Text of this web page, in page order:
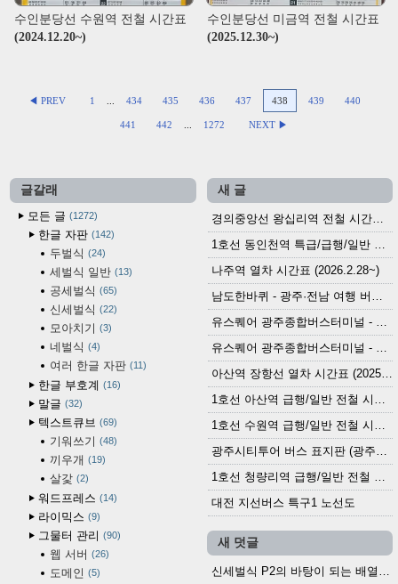
수인분당선 수원역 전철 시간표
(2024.12.20~)
수인분당선 미금역 전철 시간표
(2025.12.30~)
◀ PREV 1 434 435 436 437 438 439 440
441 442 1272 NEXT ▶
글갈래
모든 글
1272
한글 자판 142
두벌식 24
세벌식 일반 13
공세벌식 65
신세벌식 22
모아치기 3
네벌식 4
여러 한글 자판 11
한글 부호계 16
말글 32
텍스트큐브 69
기워쓰기 48
끼우개 19
살갗 2
워드프레스 14
라이믹스 9
그물터 관리 90
웹 서버 26
도메인 5
새 글
경의중앙선 왕십리역 전철 시간표 (2026.4.20~)
1호선 동인천역 특급/급행/일반 전철 시간표 (2026.2.28~)
나주역 열차 시간표 (2026.2.28~)
남도한바퀴 - 광주·전남 여행 버스 노선 (2026.3.1~5.31)
유스퀘어 광주종합버스터미널 - 곡성,순천／화순,보성,율포 방면 시외버스 시간표 (2026.1.31)
유스퀘어 광주종합버스터미널 - 담양, 순창, 남원, 무주, 장수, 거창, 대구 방면 시외버스 시간표 (2026...
아산역 장항선 열차 시간표 (2025.12.30 기준) (무궁화호, ITX-마음, 새마을호, 서해금빛열차)
1호선 아산역 급행/일반 전철 시간표 (2025.12.30~)
1호선 수원역 급행/일반 전철 시간표 (2025.12.30~)
광주시티투어 버스 표지판 (광주역 정류장) (2024?)
1호선 청량리역 급행/일반 전철 시간표 · 노선도 (2025.12.30~)
대전 지선버스 특구1 노선도
새 덧글
신세벌식 P2의 바탕이 되는 배열이나 주요 기능...